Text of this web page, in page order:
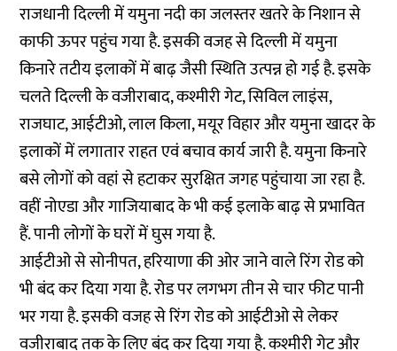
राजधानी दिल्ली में यमुना नदी का जलस्तर खतरे के निशान से
काफी ऊपर पहुंच गया है. इसकी वजह से दिल्ली में यमुना
किनारे तटीय इलाकों में बाढ़ जैसी स्थिति उत्पन्न हो गई है. इसके
चलते दिल्ली के वजीराबाद, कश्मीरी गेट, सिविल लाइंस,
राजघाट, आईटीओ, लाल किला, मयूर विहार और यमुना खादर के
इलाकों में लगातार राहत एवं बचाव कार्य जारी है. यमुना किनारे
बसे लोगों को वहां से हटाकर सुरक्षित जगह पहुंचाया जा रहा है.
वहीं नोएडा और गाजियाबाद के भी कई इलाके बाढ़ से प्रभावित
हैं. पानी लोगों के घरों में घुस गया है.
आईटीओ से सोनीपत, हरियाणा की ओर जाने वाले रिंग रोड को
भी बंद कर दिया गया है. रोड पर लगभग तीन से चार फीट पानी
भर गया है. इसकी वजह से रिंग रोड को आईटीओ से लेकर
वजीराबाद तक के लिए बंद कर दिया गया है. कश्मीरी गेट और